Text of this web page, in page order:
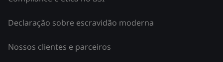
Declaração sobre escravidão moderna
Nossos clientes e parceiros